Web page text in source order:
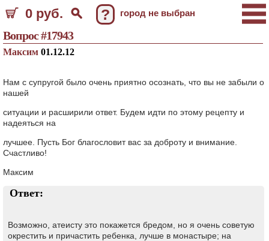
0 руб. ? город не выбран
Вопрос #17943
Максим 01.12.12
Нам с супругой было очень приятно осознать, что вы не забыли о
нашей
ситуации и расширили ответ. Будем идти по этому рецепту и
надеяться на
лучшее. Пусть Бог благословит вас за доброту и внимание.
Счастливо!
Максим
Ответ:
Возможно, атеисту это покажется бредом, но я очень советую
окрестить и причастить ребенка, лучше в монастыре; на